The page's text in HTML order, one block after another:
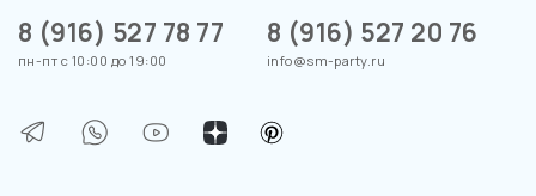
8 (916) 527 78 77
пн-пт с 10:00 до 19:00
8 (916) 527 20 76
info@sm-party.ru